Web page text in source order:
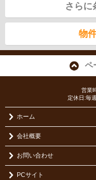
さらに
物
ペ
営業
定休日:毎
ホーム
会社概要
お問い合わせ
PCサイト